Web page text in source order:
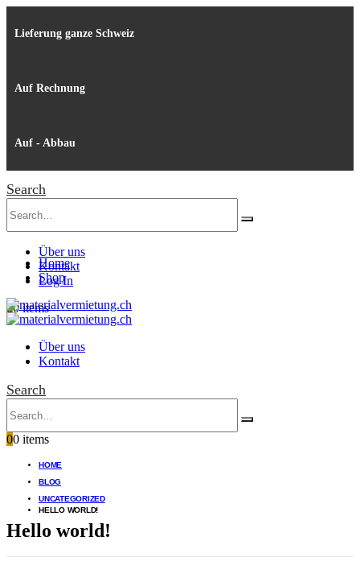
Lieferung ganze Schweiz
Auf Rechnung
Auf - Abbau
Search
Über uns
Kontakt
Log In
00 items
Home
Shop
Über uns
Kontakt
Search
00 items
HOME
BLOG
UNCATEGORIZED
HELLO WORLD!
Hello world!